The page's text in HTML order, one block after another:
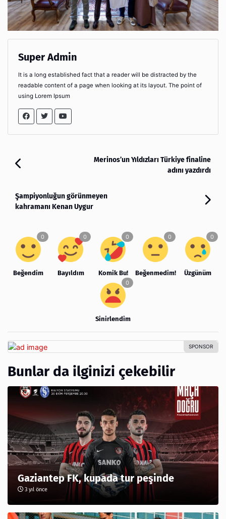
Super Admin
It is a long established fact that a reader will be distracted by the
readable content of a page when looking at its layout. The point of
using Lorem Ipsum
Merinos’un Yıldızları Türkiye finaline
adını yazdırdı
Şampiyonluğun görünmeyen
kahramanı Kenan Uygur
Beğendim Bayıldım Komik Bu! Beğenmedim! Üzgünüm
Sinirlendim
Bunlar da ilginizi çekebilir
Gaziantep FK, kupada tur peşinde
3 yıl önce